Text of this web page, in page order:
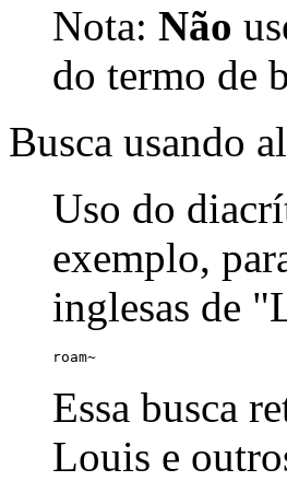
Nota: Não
do termo de
Busca usando
Uso do
exemplo,
inglesas de
roam~
Essa busca
Louis e